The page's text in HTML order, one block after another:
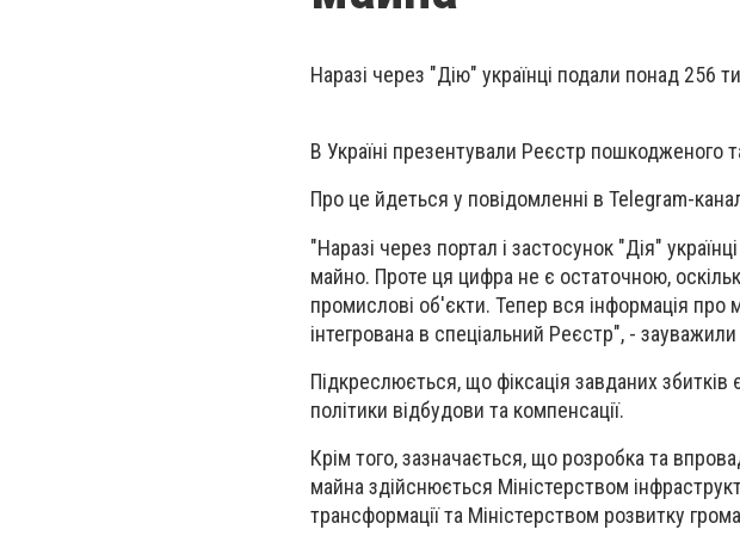
Наразі через "Дію" українці подали понад 256
В Україні презентували Реєстр пошкодженого
Про це йдеться у повідомленні в Telegram-
"Наразі через портал і застосунок "Дія"
майно. Проте ця цифра не є остаточною,
промислові об'єкти. Тепер вся інформація про
інтегрована в спеціальний Реєстр", - зауважили
Підкреслюється, що фіксація завданих
політики відбудови та компенсації.
Крім того, зазначається, що розробка та
майна здійснюється Міністерством
трансформації та Міністерством розвитку